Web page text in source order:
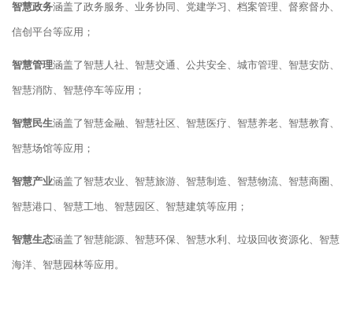
智慧政务涵盖了政务服务、业务协同、党建学习、档案管理、督察督办、
信创平台等应用；
智慧管理涵盖了智慧人社、智慧交通、公共安全、城市管理、智慧安防、
智慧消防、智慧停车等应用；
智慧民生涵盖了智慧金融、智慧社区、智慧医疗、智慧养老、智慧教育、
智慧场馆等应用；
智慧产业涵盖了智慧农业、智慧旅游、智慧制造、智慧物流、智慧商圈、
智慧港口、智慧工地、智慧园区、智慧建筑等应用；
智慧生态涵盖了智慧能源、智慧环保、智慧水利、垃圾回收资源化、智慧
海洋、智慧园林等应用。